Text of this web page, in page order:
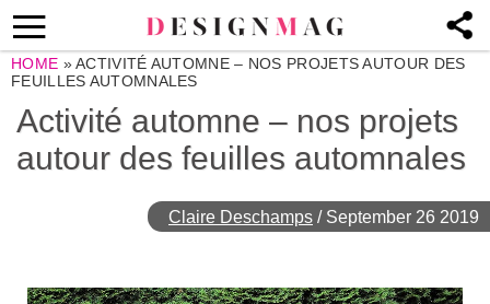
HOME »ACTIVITÉ AUTOMNE – NOS PROJETS AUTOUR DES
FEUILLES AUTOMNALES
Activité automne – nos projets
autour des feuilles automnales
Claire Deschamps / September 26 2019